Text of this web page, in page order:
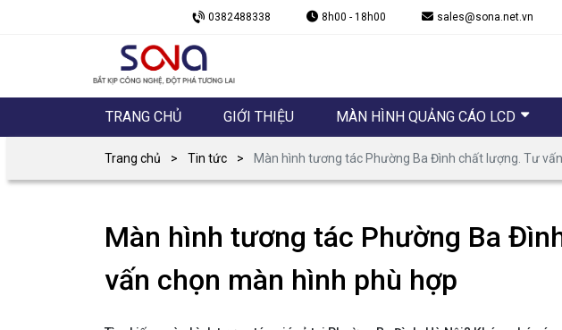
0382488338 8h00 - 18h00 sales@sona.net.vn
TRANG CHỦ GIỚI THIỆU MÀN HÌNH QUẢNG CÁO LCD
Trang chủ Tin tức Màn hình tương tác Phường Ba Đình chất lượng. Tư
Màn hình tương tác Phường Ba
vấn chọn màn hình phù hợp